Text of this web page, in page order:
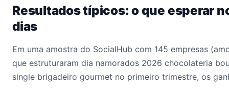
Resultados típicos: o que esperar
dias
Em uma amostra do SocialHub com 145 empresas
que estruturaram dia namorados 2026 chocolateria
single brigadeiro gourmet no primeiro trimestre, os